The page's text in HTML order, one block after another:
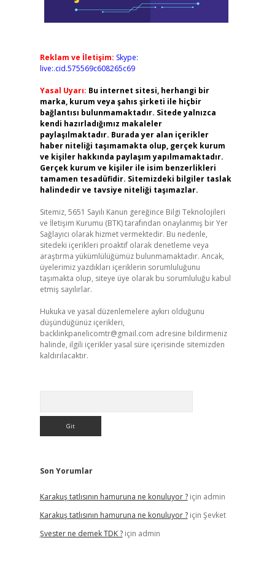
Reklam ve İletişim: Skype:
live:.cid.575569c608265c69
Yasal Uyarı: Bu internet sitesi, herhangi bir
marka, kurum veya şahıs şirketi ile hiçbir
bağlantısı bulunmamaktadır. Sitede yalnızca
kendi hazırladığımız makaleler
paylaşılmaktadır. Burada yer alan içerikler
haber niteliği taşımamakta olup, gerçek kurum
ve kişiler hakkında paylaşım yapılmamaktadır.
Gerçek kurum ve kişiler ile isim benzerlikleri
tamamen tesadüfidir. Sitemizdeki bilgiler taslak
halindedir ve tavsiye niteliği taşımazlar.
Sitemiz, 5651 Sayılı Kanun gereğince Bilgi Teknolojileri
ve İletişim Kurumu (BTK) tarafından onaylanmış bir Yer
Sağlayıcı olarak hizmet vermektedir. Bu nedenle,
sitedeki içerikleri proaktif olarak denetleme veya
araştırma yükümlülüğümüz bulunmamaktadır. Ancak,
üyelerimiz yazdıkları içeriklerin sorumluluğunu
taşımakta olup, siteye üye olarak bu sorumluluğu kabul
etmiş sayılırlar.
Hukuka ve yasal düzenlemelere aykırı olduğunu
düşündüğünüz içerikleri,
backlinkpanelicomtr@gmail.com adresine bildirmeniz
halinde, ilgili içerikler yasal süre içerisinde sitemizden
kaldırılacaktır.
Son Yorumlar
Karakuş tatlısının hamuruna ne konuluyor ?için admin
Karakuş tatlısının hamuruna ne konuluyor ?için Şevket
Şvester ne demek TDK ?için admin